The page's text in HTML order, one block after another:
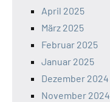
April 2025
März 2025
Februar 2025
Januar 2025
Dezember 2024
November 2024